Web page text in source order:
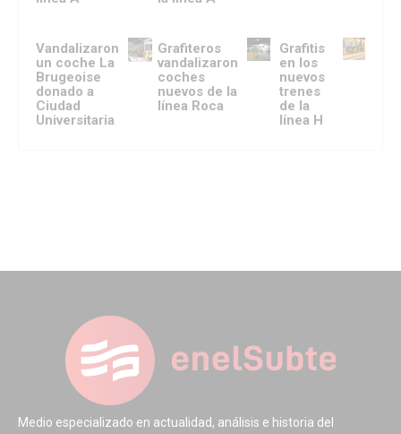
Vandalizaron
un coche La
Brugeoise
donado a
Ciudad
Universitaria
Grafiteros
vandalizaron
coches
nuevos de la
línea Roca
Grafitis
en los
nuevos
trenes
de la
línea H
Medio especializado en actualidad, análisis e historia del